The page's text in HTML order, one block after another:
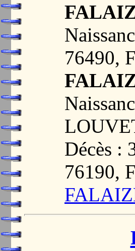
76490,
Décès :
76190,